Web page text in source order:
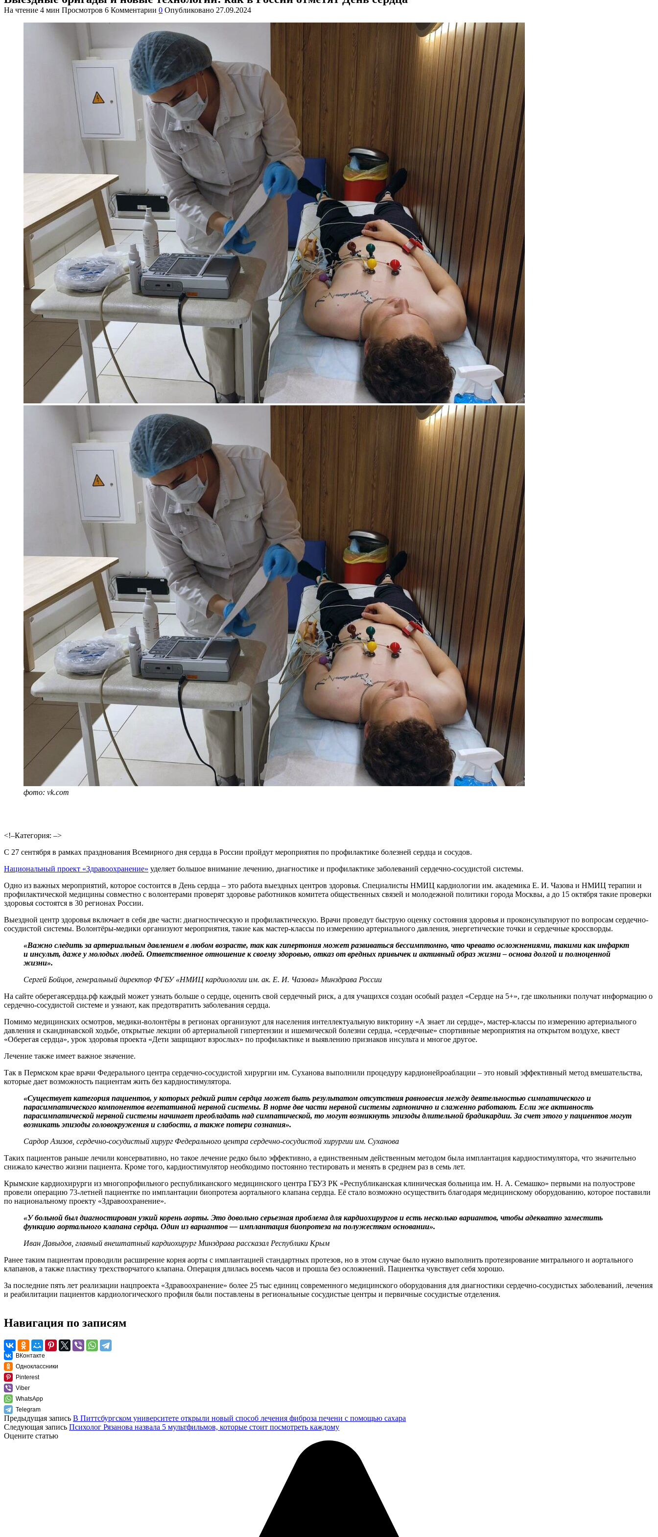
На чтение 4 мин Просмотров 6 Комментарии 0 Опубликовано 27.09.2024
фото: vk.com
<!–Категория: –>
С 27 сентября в рамках празднования Всемирного дня сердца в России пройдут мероприятия по профилактике болезней сердца и сосудов.
Национальный проект «Здравоохранение» уделяет большое внимание лечению, диагностике и профилактике заболеваний сердечно-сосудистой системы.
Одно из важных мероприятий, которое состоится в День сердца – это работа выездных центров здоровья. Специалисты НМИЦ кардиологии им. академика Е. И. Чазова и НМИЦ терапии и
профилактической медицины совместно с волонтерами проверят здоровье работников комитета общественных связей и молодежной политики города Москвы, а до 15 октября такие проверки
здоровья состоятся в 30 регионах России.
Выездной центр здоровья включает в себя две части: диагностическую и профилактическую. Врачи проведут быструю оценку состояния здоровья и проконсультируют по вопросам сердечно-
сосудистой системы. Волонтёры-медики организуют мероприятия, такие как мастер-классы по измерению артериального давления, энергетические точки и сердечные кроссворды.
«Важно следить за артериальным давлением в любом возрасте, так как гипертония может развиваться бессимптомно, что чревато осложнениями, такими как инфаркт
и инсульт, даже у молодых людей. Ответственное отношение к своему здоровью, отказ от вредных привычек и активный образ жизни – основа долгой и полноценной
жизни».
Сергей Бойцов, генеральный директор ФГБУ «НМИЦ кардиологии им. ак. Е. И. Чазова» Минздрава России
На сайте оберегаясердца.рф каждый может узнать больше о сердце, оценить свой сердечный риск, а для учащихся создан особый раздел «Cердце на 5+», где школьники получат информацию о
сердечно-сосудистой системе и узнают, как предотвратить заболевания сердца.
Помимо медицинских осмотров, медики-волонтёры в регионах организуют для населения интеллектуальную викторину «А знает ли сердце», мастер-классы по измерению артериального
давления и скандинавской ходьбе, открытые лекции об артериальной гипертензии и ишемической болезни сердца, «сердечные» спортивные мероприятия на открытом воздухе, квест
«Оберегая сердца», урок здоровья проекта «Дети защищают взрослых» по профилактике и выявлению признаков инсульта и многое другое.
Лечение также имеет важное значение.
Так в Пермском крае врачи Федерального центра сердечно-сосудистой хирургии им. Суханова выполнили процедуру кардионейроаблации – это новый эффективный метод вмешательства,
которые дает возможность пациентам жить без кардиостимулятора.
«Существует категория пациентов, у которых редкий ритм сердца может быть результатом отсутствия равновесия между деятельностью симпатического и
парасимпатического компонентов вегетативной нервной системы. В норме две части нервной системы гармонично и слаженно работают. Если же активность
парасимпатической нервной системы начинает преобладать над симпатической, то могут возникнуть эпизоды длительной брадикардии. За счет этого у пациентов могут
возникать эпизоды головокружения и слабости, а также потери сознания».
Сардор Азизов, сердечно-сосудистый хирург Федерального центра сердечно-сосудистой хирургии им. Суханова
Таких пациентов раньше лечили консервативно, но такое лечение редко было эффективно, а единственным действенным методом была имплантация кардиостимулятора, что значительно
снижало качество жизни пациента. Кроме того, кардиостимулятор необходимо постоянно тестировать и менять в среднем раз в семь лет.
Крымские кардиохирурги из многопрофильного республиканского медицинского центра ГБУЗ РК «Республиканская клиническая больница им. Н. А. Семашко» первыми на полуострове
провели операцию 73-летней пациентке по имплантации биопротеза аортального клапана сердца. Её стало возможно осуществить благодаря медицинскому оборудованию, которое поставили
по национальному проекту «Здравоохранение».
«У больной был диагностирован узкий корень аорты. Это довольно серьезная проблема для кардиохирургов и есть несколько вариантов, чтобы адекватно заместить
функцию аортального клапана сердца. Один из вариантов — имплантация биопротеза на полужестком основании».
Иван Давыдов, главный внештатный кардиохирург Минздрава рассказал Республики Крым
Ранее таким пациентам проводили расширение корня аорты с имплантацией стандартных протезов, но в этом случае было нужно выполнить протезирование митрального и аортального
клапанов, а также пластику трехстворчатого клапана. Операция длилась восемь часов и прошла без осложнений. Пациентка чувствует себя хорошо.
За последние пять лет реализации нацпроекта «Здравоохранение» более 25 тыс единиц современного медицинского оборудования для диагностики сердечно-сосудистых заболеваний, лечения
и реабилитации пациентов кардиологического профиля были поставлены в региональные сосудистые центры и первичные сосудистые отделения.
Навигация по записям
ВКонтакте
Одноклассники
Pinterest
Viber
WhatsApp
Telegram
Предыдущая запись В Питтсбургском университете открыли новый способ лечения фиброза печени с помощью сахара
Следующая запись Психолог Рязанова назвала 5 мультфильмов, которые стоит посмотреть каждому
Оцените статью